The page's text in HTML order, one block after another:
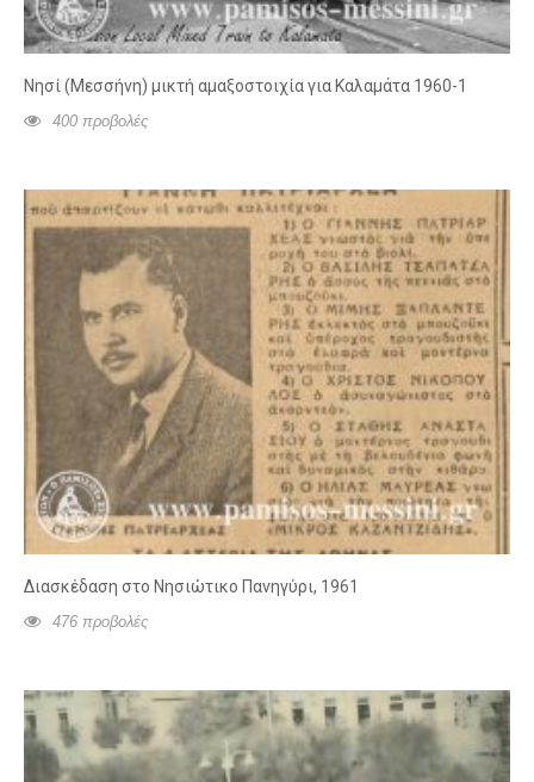
Νησί (Μεσσήνη) μικτή αμαξοστοιχία για Καλαμάτα 1960-1
400 προβολές
Διασκέδαση στο Νησιώτικο Πανηγύρι, 1961
476 προβολές